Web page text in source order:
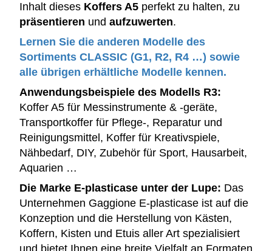
Inhalt dieses Koffers A5 perfekt zu halten, zu
präsentieren und aufzuwerten.
Lernen Sie die anderen Modelle des
Sortiments CLASSIC (G1, R2, R4 …) sowie
alle übrigen erhältliche Modelle kennen.
Anwendungsbeispiele des Modells R3:
Koffer A5 für Messinstrumente & -geräte,
Transportkoffer für Pflege-, Reparatur und
Reinigungsmittel, Koffer für Kreativspiele,
Nähbedarf, DIY, Zubehör für Sport, Hausarbeit,
Aquarien …
Die Marke E-plasticase unter der Lupe: Das
Unternehmen Gaggione E-plasticase ist auf die
Konzeption und die Herstellung von Kästen,
Koffern, Kisten und Etuis aller Art spezialisiert